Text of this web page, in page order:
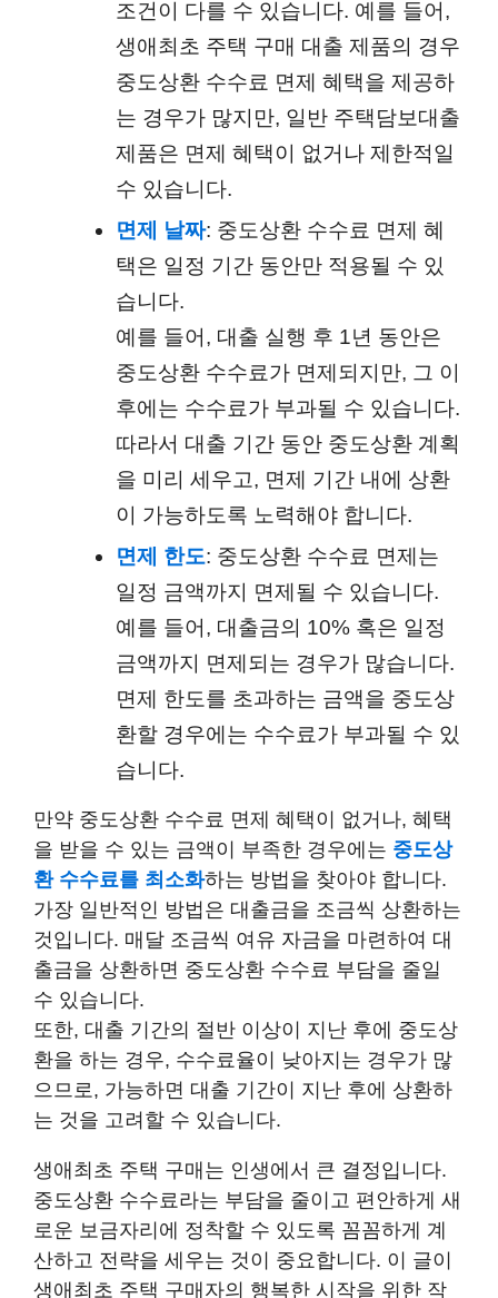
조건이 다를 수 있습니다. 예를 들어,
생애최초 주택 구매 대출 제품의 경우
중도상환 수수료 면제 혜택을 제공하
는 경우가 많지만, 일반 주택담보대출
제품은 면제 혜택이 없거나 제한적일
수 있습니다.
면제 날짜: 중도상환 수수료 면제 혜
택은 일정 기간 동안만 적용될 수 있
습니다.
예를 들어, 대출 실행 후 1년 동안은
중도상환 수수료가 면제되지만, 그 이
후에는 수수료가 부과될 수 있습니다.
따라서 대출 기간 동안 중도상환 계획
을 미리 세우고, 면제 기간 내에 상환
이 가능하도록 노력해야 합니다.
면제 한도: 중도상환 수수료 면제는
일정 금액까지 면제될 수 있습니다.
예를 들어, 대출금의 10% 혹은 일정
금액까지 면제되는 경우가 많습니다.
면제 한도를 초과하는 금액을 중도상
환할 경우에는 수수료가 부과될 수 있
습니다.
만약 중도상환 수수료 면제 혜택이 없거나, 혜택
을 받을 수 있는 금액이 부족한 경우에는 중도상
환 수수료를 최소화하는 방법을 찾아야 합니다.
가장 일반적인 방법은 대출금을 조금씩 상환하는
것입니다. 매달 조금씩 여유 자금을 마련하여 대
출금을 상환하면 중도상환 수수료 부담을 줄일
수 있습니다.
또한, 대출 기간의 절반 이상이 지난 후에 중도상
환을 하는 경우, 수수료율이 낮아지는 경우가 많
으므로, 가능하면 대출 기간이 지난 후에 상환하
는 것을 고려할 수 있습니다.
생애최초 주택 구매는 인생에서 큰 결정입니다.
중도상환 수수료라는 부담을 줄이고 편안하게 새
로운 보금자리에 정착할 수 있도록 꼼꼼하게 계
산하고 전략을 세우는 것이 중요합니다. 이 글이
생애최초 주택 구매자의 행복한 시작을 위한 작